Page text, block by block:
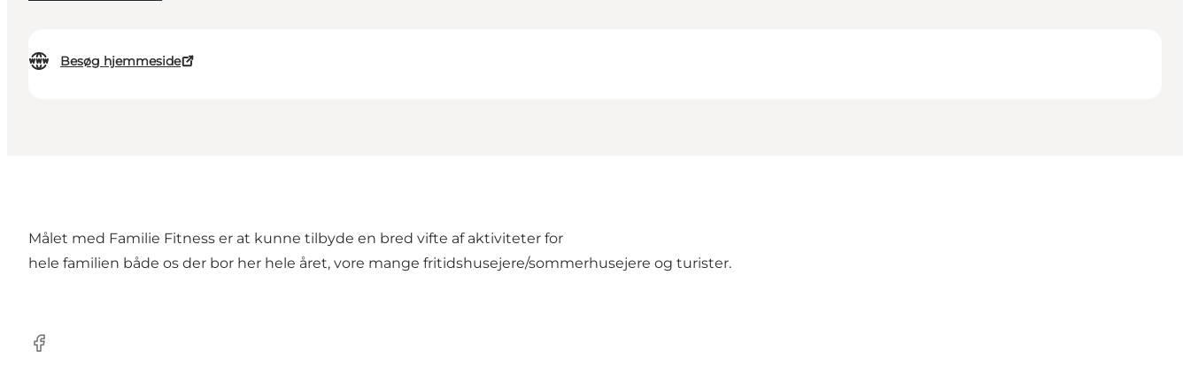
Besøg hjemmeside
Målet med Familie Fitness er at kunne tilbyde en bred vifte af aktiviteter for
hele familien både os der bor her hele året, vore mange fritidshusejere/sommerhusejere og turister.
Facebook